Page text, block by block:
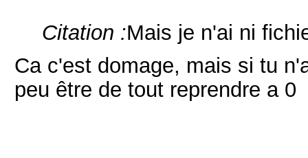
Citation :Mais je n'ai ni
Ca c'est domage, mais si tu
peu être de tout reprendre a 0